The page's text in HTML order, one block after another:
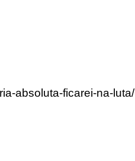
absoluta-ficarei-na-luta/